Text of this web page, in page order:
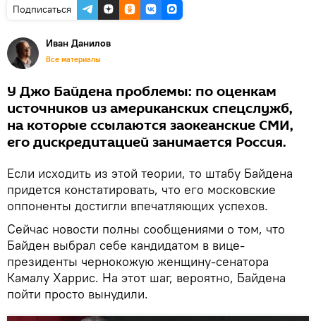
Подписаться
Иван Данилов
Все материалы
У Джо Байдена проблемы: по оценкам
источников из американских спецслужб,
на которые ссылаются заокеанские СМИ,
его дискредитацией занимается Россия.
Если исходить из этой теории, то штабу Байдена
придется констатировать, что его московские
оппоненты достигли впечатляющих успехов.
Сейчас новости полны сообщениями о том, что
Байден выбрал себе кандидатом в вице-
президенты чернокожую женщину-сенатора
Камалу Харрис. На этот шаг, вероятно, Байдена
пойти просто вынудили.